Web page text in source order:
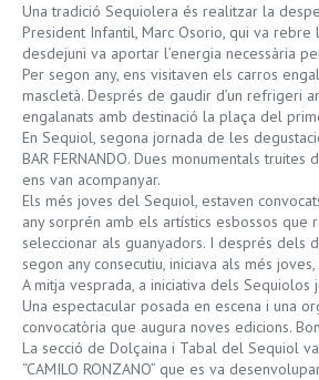
Una tradició Sequiolera és realitzar la
President Infantil, Marc Osorio, qui va rebre
desdejuni va aportar l’energia necessària
Per segon any, ens visitaven els carros
mascletà. Després de gaudir d’un refrigeri
engalanats amb destinació la plaça del
En Sequiol, segona jornada de les
BAR FERNANDO. Dues monumentals
ens van acompanyar.
Els més joves del Sequiol, estaven
any sorprén amb els artístics esbossos
seleccionar als guanyadors. I després dels
segon any consecutiu, iniciava als més
A mitja vesprada, a iniciativa dels Sequiolos
Una espectacular posada en escena i una
convocatòria que augura noves edicions.
La secció de Dolçaina i Tabal del Sequiol
“CAMILO RONZANO” que es va